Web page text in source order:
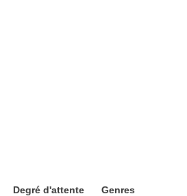
Degré d'attente Genres